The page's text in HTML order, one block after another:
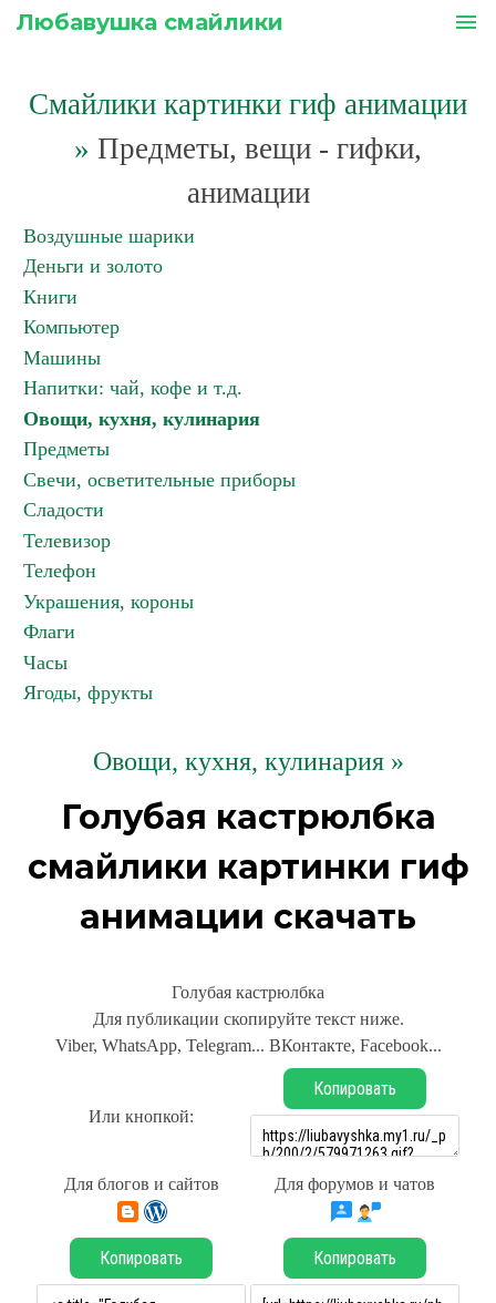
Любавушка смайлики menu
Смайлики картинки гиф анимации
» Предметы, вещи - гифки,
анимации
Воздушные шарики
Деньги и золото
Книги
Компьютер
Машины
Напитки: чай, кофе и т.д.
Овощи, кухня, кулинария
Предметы
Свечи, осветительные приборы
Сладости
Телевизор
Телефон
Украшения, короны
Флаги
Часы
Ягоды, фрукты
Овощи, кухня, кулинария »
Голубая кастрюлбка
смайлики картинки гиф
анимации скачать
Голубая кастрюлбка
Для публикации скопируйте текст ниже.
Viber, WhatsApp, Telegram... ВКонтакте, Facebook...
Или кнопкой:
Копировать
Для блогов и сайтов Для форумов и чатов
Копировать Копировать